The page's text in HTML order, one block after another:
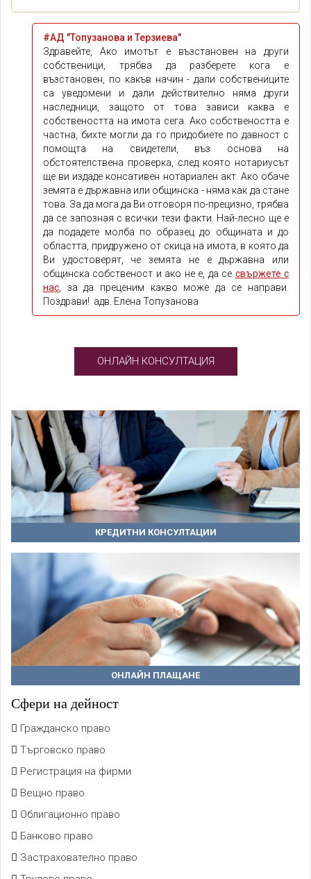
#АД "Топузанова и Терзиева"
Здравейте, Ако имотът е възстановен на други
собственици, трябва да разберете кога е
възстановен, по какъв начин - дали собствениците
са уведомени и дали действително няма други
наследници, защото от това зависи каква е
собствеността на имота сега. Ако собствеността е
частна, бихте могли да го придобиете по давност с
помощта на свидетели, въз основа на
обстоятелствена проверка, след която нотариусът
ще ви издаде консативен нотариален акт. Ако обаче
земята е държавна или общинска - няма как да стане
това. За да мога да Ви отговоря по-прецизно, трябва
да се запозная с всички тези факти. Най-лесно ще е
да подадете молба по образец до общината и до
областта, придружено от скица на имота, в която да
Ви удостоверят, че земята не е държавна или
общинска собственост и ако не е, да се свържете с
нас , за да преценим какво може да се направи.
Поздрави! адв. Елена Топузанова
ОНЛАЙН КОНСУЛТАЦИЯ
КРЕДИТНИ КОНСУЛТАЦИИ
ОНЛАЙН ПЛАЩАНЕ
Сфери на дейност
Гражданско право
Търговско право
Регистрация на фирми
Вещно право
Облигационно право
Банково право
Застрахователно право